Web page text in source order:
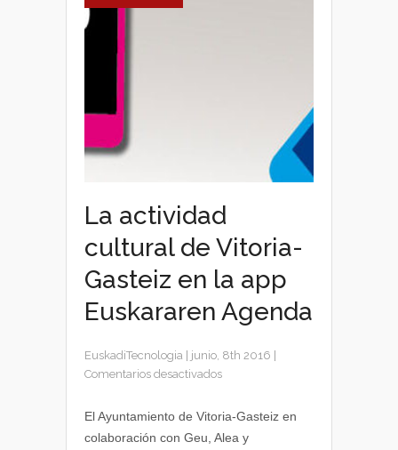
La actividad
cultural de Vitoria-
Gasteiz en la app
Euskararen Agenda
EuskadiTecnologia junio, 8th 2016
Comentarios desactivadosen
actividad
El Ayuntamiento de Vitoria-Gasteiz en
colaboración con Geu, Alea y